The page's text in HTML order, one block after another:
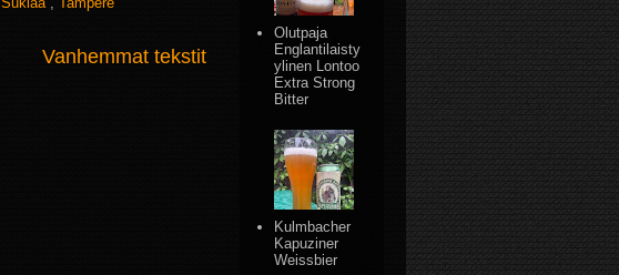
Vanhemmat tekstit
Olutpaja
Englantilaisty
ylinen Lontoo
Extra Strong
Bitter
Kulmbacher
Kapuziner
Weissbier